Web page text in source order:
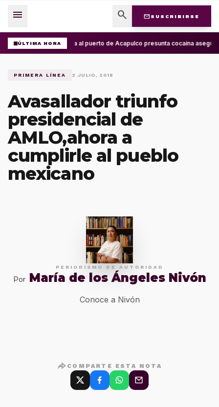
menu search mail SUSCRIBIRSE
ÚLTIMA HORAArriba al puerto de Acapulco presunta cocaína
PRIMERA LÍNEA 2 JULIO, 2018
Avasallador triunfo
presidencial de
AMLO,ahora a
cumplirle al pueblo
mexicano
PERIODISMO DE AUTORIDAD
Por María de los Ángeles Nivón
Conoce a Nivón
COMPARTE ESTA NOTA